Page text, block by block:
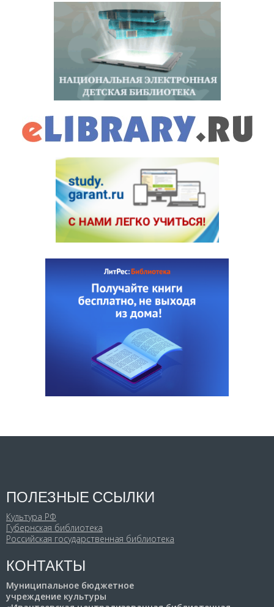
ПОЛЕЗНЫЕ ССЫЛКИ
Культура РФ
Губернская библиотека
Российская государственная библиотека
КОНТАКТЫ
Муниципальное бюджетное
учреждение культуры